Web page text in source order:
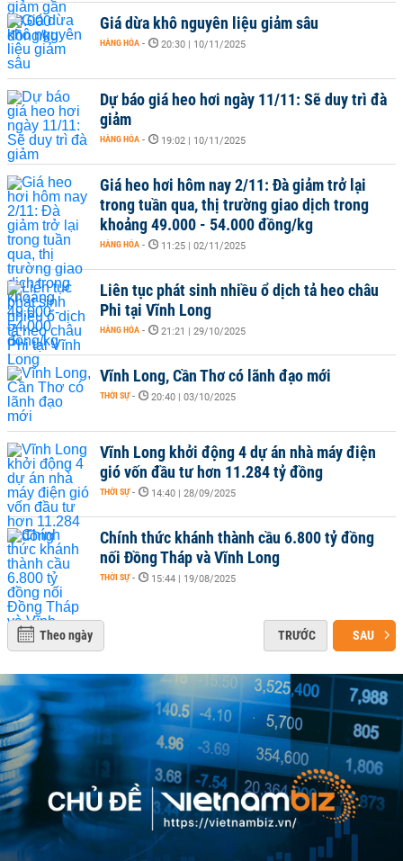
Giá dừa khô nguyên liệu giảm sâu
HÀNG HÓA - 20:30 | 10/11/2025
Dự báo giá heo hơi ngày 11/11: Sẽ duy trì đà
giảm
HÀNG HÓA - 19:02 | 10/11/2025
Giá heo hơi hôm nay 2/11: Đà giảm trở lại
trong tuần qua, thị trường giao dịch trong
khoảng 49.000 - 54.000 đồng/kg
HÀNG HÓA - 11:25 | 02/11/2025
Liên tục phát sinh nhiều ổ dịch tả heo châu
Phi tại Vĩnh Long
HÀNG HÓA - 21:21 | 29/10/2025
Vĩnh Long, Cần Thơ có lãnh đạo mới
THỜI SỰ - 20:40 | 03/10/2025
Vĩnh Long khởi động 4 dự án nhà máy điện
gió vốn đầu tư hơn 11.284 tỷ đồng
THỜI SỰ - 14:40 | 28/09/2025
Chính thức khánh thành cầu 6.800 tỷ đồng
nối Đồng Tháp và Vĩnh Long
THỜI SỰ - 15:44 | 19/08/2025
Theo ngày TRƯỚC SAU